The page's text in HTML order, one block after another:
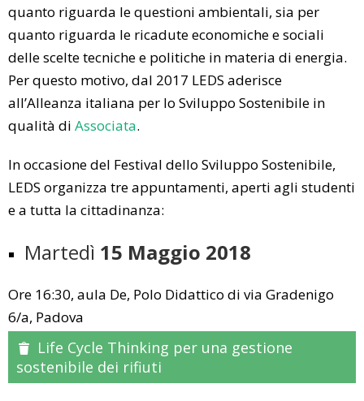
quanto riguarda le questioni ambientali, sia per
quanto riguarda le ricadute economiche e sociali
delle scelte tecniche e politiche in materia di energia.
Per questo motivo, dal 2017 LEDS aderisce
all’Alleanza italiana per lo Sviluppo Sostenibile in
qualità di Associata.
In occasione del Festival dello Sviluppo Sostenibile,
LEDS organizza tre appuntamenti, aperti agli studenti
e a tutta la cittadinanza:
Martedì 15 Maggio 2018
Ore 16:30, aula De, Polo Didattico di via Gradenigo
6/a, Padova
Life Cycle Thinking per una gestione
sostenibile dei rifiuti